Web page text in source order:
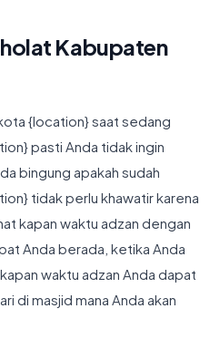
Kabupaten
{location} saat sedang
pasti Anda tidak ingin
bingung apakah sudah
tidak perlu khawatir karena
kapan waktu adzan dengan
Anda berada, ketika Anda
waktu adzan Anda dapat
di masjid mana Anda akan